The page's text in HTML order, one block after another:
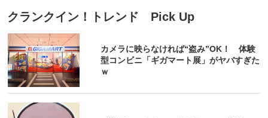
クランクイン！トレンド Pick Up
カメラに映らなければ“盗み”OK！ 体験
型コンビニ「ギガマート展」がヤバすぎた
ｗ